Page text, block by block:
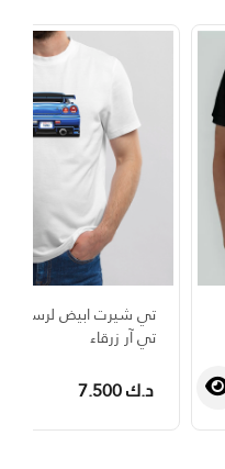
تي شيرت ابيض لرسمة
تي آر زرقاء
د.ك 7.500